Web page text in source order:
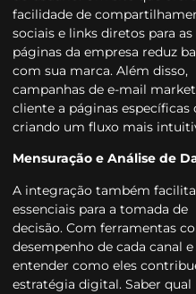
facilidade de
sociais e links diretos para as
páginas da empresa reduz
com sua marca. Além disso,
campanhas de e-mail
cliente a páginas específicas
criando um fluxo mais
Mensuração e Análise de
A integração também
essenciais para a tomada de
decisão. Com ferramentas
desempenho de cada canal e
entender como eles
estratégia digital. Saber qual